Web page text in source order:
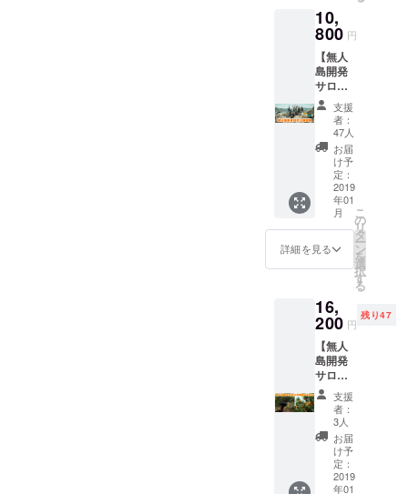
につけ
るアイ
テム
で、自
分の好
きなも
のを、
自由に
表現で
きた
ら、素
敵だと
思って
いま
いうブ
ランド
一助に
なりま
すよう
に。
やって
みよう
中で試
行錯誤
してみ
た内容
を共
有。現
場メン
バーの
日々
日々の
葛藤や
達成
人島開
発のリ
か。無
人島ビ
ジネス
の楽し
さ、難
しさ。
みなさ
んのご
質問な
どにお
答えし
ながら
進行し
お届け
しま
す。 有
田みか
んは全
国有数
の美味
さ！！
！移住
メン
バーも
この冬
みかん
を収穫
しに行
きま
にはば
らつき
があり
ます
が、一
個当た
り100g
とする
とだい
たい100
個分く
らいで
す。
10,
800 円
【無人
島開発
サロン
への参
加権
（１年
間
分）】※
通常年
24,000
円 無人
島を開
発する
仲間の
一員と
す。ま
ずは特
典の
ページ
を確認
くださ
い。
http://k
aihatsu.
mujinto.
DASH
島のよ
支援
者：
47人
お届
け予
定：
2019
年01
月
詳細を見る
こ
の
リ
タ
ー
ン
を
選
択
す
る
16,
200 円
残り47
【無人
島開発
サロン
への参
加権
（１年
間分）
＋みか
ん】 ※
通常年
支援
者：
3人
お届
け予
定：
2019
年01